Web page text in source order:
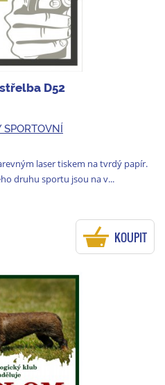
D52
SPORTOVNÍ
laser tiskem na tvrdý papír.
druhu sportu jsou na v...
KOUPIT